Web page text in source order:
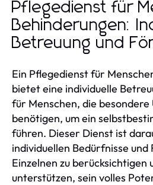
Pflegedienst für
Behinderungen:
Betreuung und
Ein Pflegedienst für
bietet eine individuelle
für Menschen, die
benötigen, um ein
führen. Dieser Dienst ist
individuellen Bedürfnisse und
Einzelnen zu berücksichtigen
unterstützen, sein volles